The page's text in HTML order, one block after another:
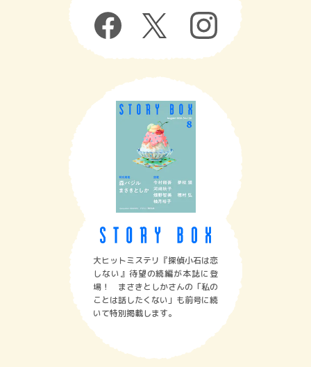
大ヒットミステリ『探偵小石は恋
しない』待望の続編が本誌に登
場！ まさきとしかさんの「私の
ことは話したくない」も前号に続
いて特別掲載します。